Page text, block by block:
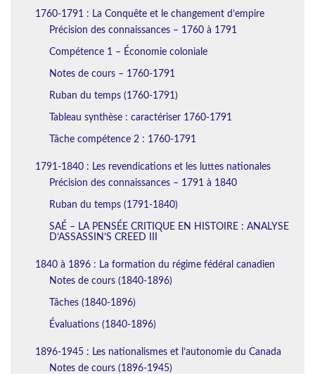
1760-1791 : La Conquête et le changement d’empire
Précision des connaissances – 1760 à 1791
Compétence 1 – Économie coloniale
Notes de cours – 1760-1791
Ruban du temps (1760-1791)
Tableau synthèse : caractériser 1760-1791
Tâche compétence 2 : 1760-1791
1791-1840 : Les revendications et les luttes nationales
Précision des connaissances – 1791 à 1840
Ruban du temps (1791-1840)
SAÉ – LA PENSÉE CRITIQUE EN HISTOIRE : ANALYSE
D’ASSASSIN’S CREED III
1840 à 1896 : La formation du régime fédéral canadien
Notes de cours (1840-1896)
Tâches (1840-1896)
Évaluations (1840-1896)
1896-1945 : Les nationalismes et l’autonomie du Canada
Notes de cours (1896-1945)